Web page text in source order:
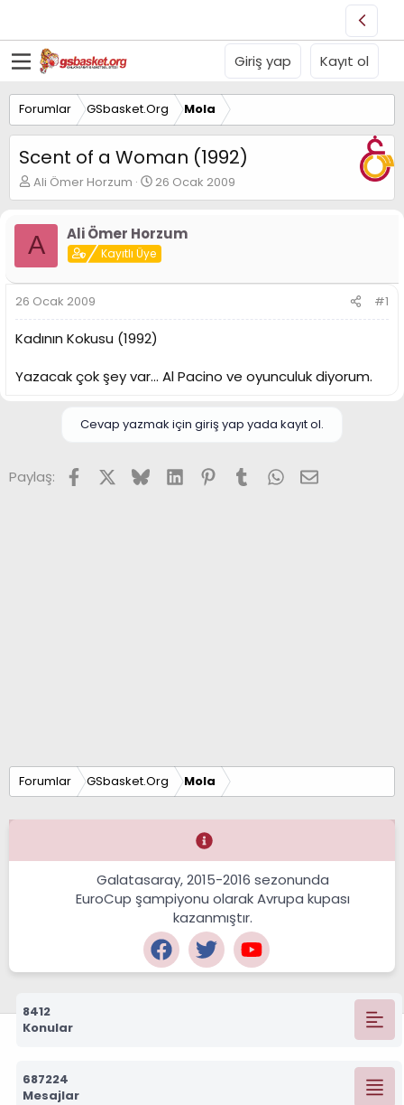
Giriş yap Kayıt ol
Forumlar GSbasket.Org Mola
Scent of a Woman (1992)
K
o
u
y
B
a
ş
a
a
Ali Ömer Horzum
B
a
l
a
n
g
a
i
26 Ocak 2009
A Ali Ömer Horzum
Kayıtlı Üye
26 Ocak 2009 #1
Kadının Kokusu (1992)
Yazacak çok şey var... Al Pacino ve oyunculuk diyorum.
Cevap yazmak için giriş yap yada kayıt ol.
Paylaş: FacebookX (Twitter)
BlueskyLinkedInPinterest
TumblrWhatsApp
E-posta
Forumlar GSbasket.Org Mola
Galatasaray, 2015-2016 sezonunda
EuroCup şampiyonu olarak Avrupa kupası
kazanmıştır.
8412
Konular
687224
Mesajlar